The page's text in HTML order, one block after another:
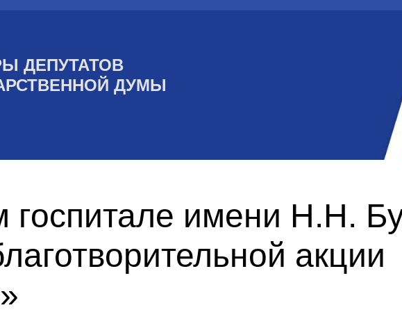
ДЕПУТАТОВ
ДУМЫ
госпитале имени Н.Н.
акции